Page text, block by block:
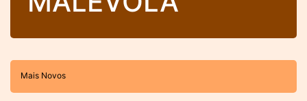
Mais Novos